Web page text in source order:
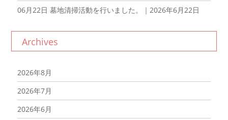
06月22日 墓地清掃活動を行いました。｜2026年6月22日
Archives
2026年8月
2026年7月
2026年6月